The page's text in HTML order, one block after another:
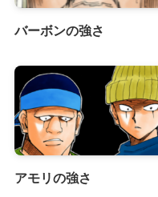
バーボンの強さ
アモリの強さ